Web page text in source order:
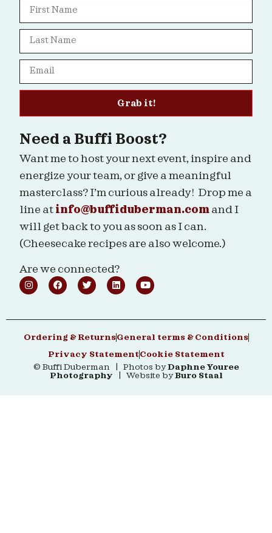
Need a Buffi Boost?
Want me to host your next event, inspire and
energize your team, or give a meaningful
masterclass? I’m curious already! Drop me a
line at info@buffiduberman.com and I
will get back to you as soon as I can.
(Cheesecake recipes are also welcome.)
Are we connected?
Grab it!
Ordering & ReturnsGeneral terms & Conditions
Privacy Statement Cookie Statement
© Buffi Duberman | Photos byDaphne Youree
Photography | Website byBuro Staal